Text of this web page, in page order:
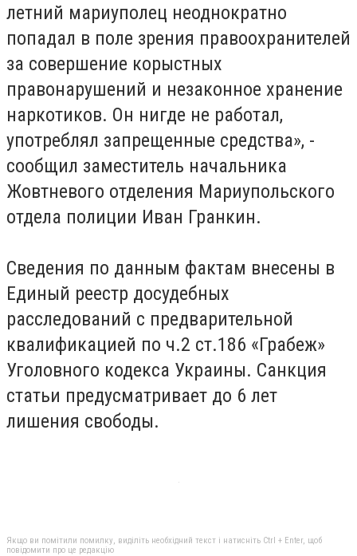
летний мариуполец неоднократно
попадал в поле зрения правоохранителей
за совершение корыстных
правонарушений и незаконное хранение
наркотиков. Он нигде не работал,
употреблял запрещенные средства», -
сообщил заместитель начальника
Жовтневого отделения Мариупольского
отдела полиции Иван Гранкин.
Сведения по данным фактам внесены в
Единый реестр досудебных
расследований с предварительной
квалификацией по ч.2 ст.186 «Грабеж»
Уголовного кодекса Украины. Санкция
статьи предусматривает до 6 лет
лишения свободы.
Якщо ви помітили помилку, виділіть необхідний текст і натисніть Ctrl + Enter, щоб
повідомити про це редакцію